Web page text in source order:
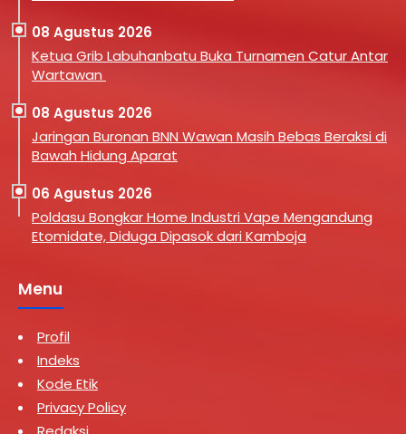
08 Agustus 2026
Ketua Grib Labuhanbatu Buka Turnamen Catur Antar
Wartawan
08 Agustus 2026
Jaringan Buronan BNN Wawan Masih Bebas Beraksi di
Bawah Hidung Aparat
06 Agustus 2026
Poldasu Bongkar Home Industri Vape Mengandung
Etomidate, Diduga Dipasok dari Kamboja
Menu
Profil
Indeks
Kode Etik
Privacy Policy